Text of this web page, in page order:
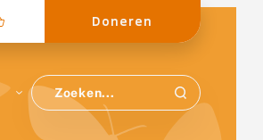
Doneren